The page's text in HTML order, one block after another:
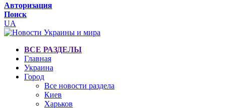
Авторизация
Поиск
UA
ВСЕ РАЗДЕЛЫ
Главная
Украина
Город
Все новости раздела
Киев
Харьков